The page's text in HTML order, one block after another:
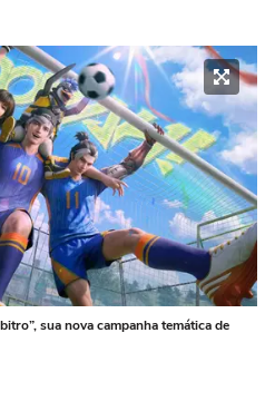
sua nova campanha temática de